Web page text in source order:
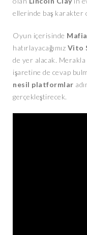
ellerinde baş karakter
Oyun içerisinde Mafia
hatırlayacağımız Vito
de yer alacak. Merakla
işaretine de cevap
nesil platformlar
gerçekleştirecek.